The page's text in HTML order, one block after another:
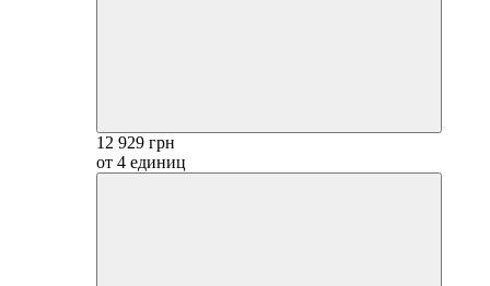
12 929 грн
от 4 единиц